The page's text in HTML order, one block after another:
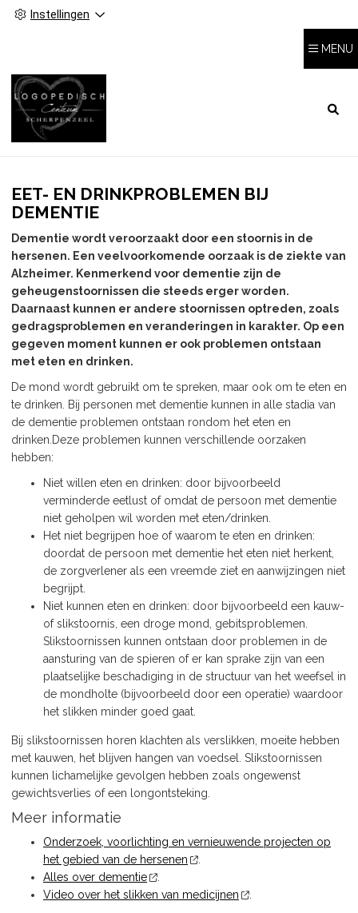
Instellingen
MENU
EET- EN DRINKPROBLEMEN BIJ
DEMENTIE
Dementie wordt veroorzaakt door een stoornis in de
hersenen. Een veelvoorkomende oorzaak is de ziekte van
Alzheimer. Kenmerkend voor dementie zijn de
geheugenstoornissen die steeds erger worden.
Daarnaast kunnen er andere stoornissen optreden, zoals
gedragsproblemen en veranderingen in karakter. Op een
gegeven moment kunnen er ook problemen ontstaan
met eten en drinken.
De mond wordt gebruikt om te spreken, maar ook om te eten en
te drinken. Bij personen met dementie kunnen in alle stadia van
de dementie problemen ontstaan rondom het eten en
drinken.Deze problemen kunnen verschillende oorzaken
hebben:
Niet willen eten en drinken: door bijvoorbeeld
verminderde eetlust of omdat de persoon met dementie
niet geholpen wil worden met eten/drinken.
Het niet begrijpen hoe of waarom te eten en drinken:
doordat de persoon met dementie het eten niet herkent,
de zorgverlener als een vreemde ziet en aanwijzingen niet
begrijpt.
Niet kunnen eten en drinken: door bijvoorbeeld een kauw-
of slikstoornis, een droge mond, gebitsproblemen.
Slikstoornissen kunnen ontstaan door problemen in de
aansturing van de spieren of er kan sprake zijn van een
plaatselijke beschadiging in de structuur van het weefsel in
de mondholte (bijvoorbeeld door een operatie) waardoor
het slikken minder goed gaat.
Bij slikstoornissen horen klachten als verslikken, moeite hebben
met kauwen, het blijven hangen van voedsel. Slikstoornissen
kunnen lichamelijke gevolgen hebben zoals ongewenst
gewichtsverlies of een longontsteking.
Meer informatie
Onderzoek, voorlichting en vernieuwende projecten op
het gebied van de hersenen
.
Alles over dementie
.
Video over het slikken van medicijnen
.